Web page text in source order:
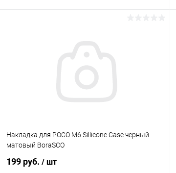
Накладка для POCO M6 Sillicone Case черный
матовый BoraSCO
199 руб. / шт